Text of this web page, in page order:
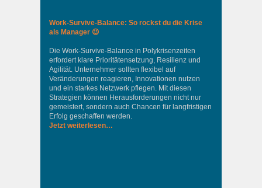
Work-Survive-Balance: So rockst du die Krise
als Manager 😉
Die Work-Survive-Balance in Polykrisenzeiten
erfordert klare Prioritätensetzung, Resilienz und
Agilität. Unternehmer sollten flexibel auf
Veränderungen reagieren, Innovationen nutzen
und ein starkes Netzwerk pflegen. Mit diesen
Strategien können Herausforderungen nicht nur
gemeistert, sondern auch Chancen für langfristigen
Erfolg geschaffen werden.
Jetzt weiterlesen…